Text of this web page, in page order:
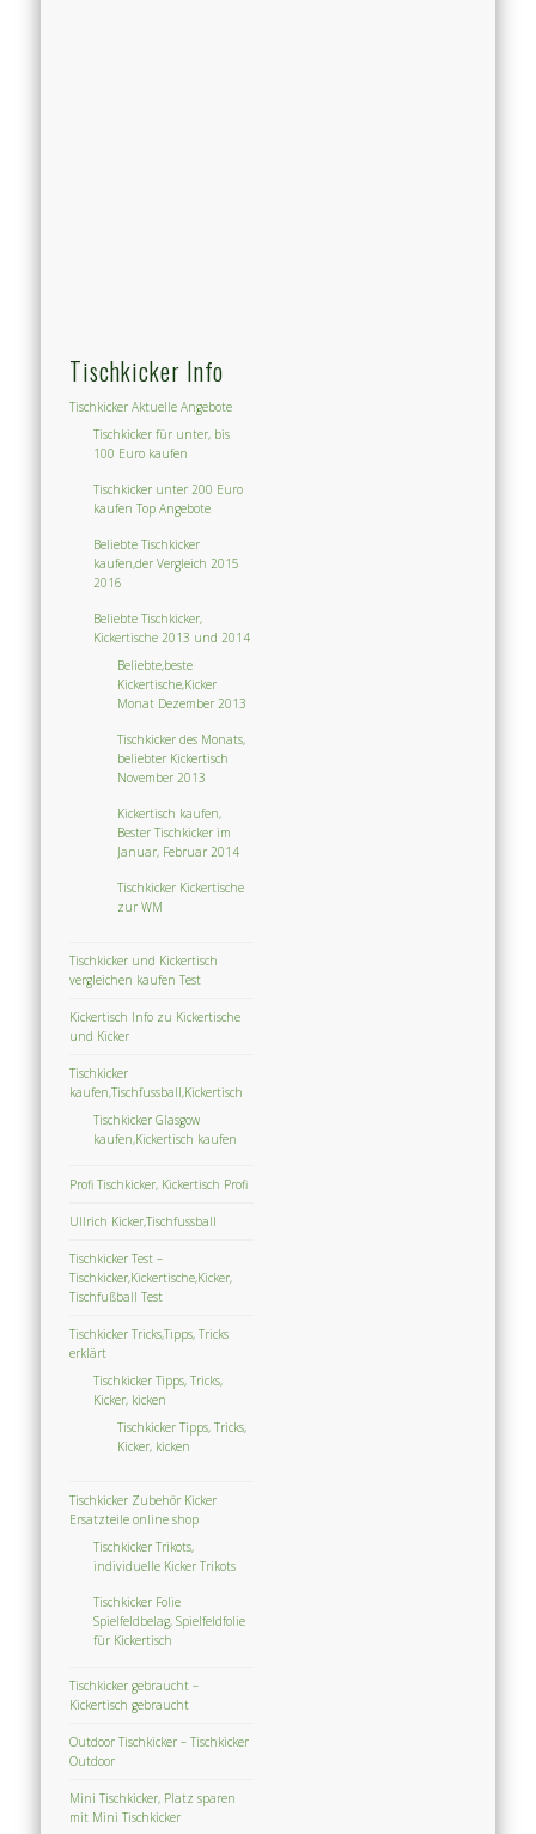
Tischkicker Info
Tischkicker Aktuelle Angebote
Tischkicker für unter, bis
100 Euro kaufen
Tischkicker unter 200 Euro
kaufen Top Angebote
Beliebte Tischkicker
kaufen,der Vergleich 2015
2016
Beliebte Tischkicker,
Kickertische 2013 und 2014
Beliebte,beste
Kickertische,Kicker
Monat Dezember 2013
Tischkicker des Monats,
beliebter Kickertisch
November 2013
Kickertisch kaufen,
Bester Tischkicker im
Januar, Februar 2014
Tischkicker Kickertische
zur WM
Tischkicker und Kickertisch
vergleichen kaufen Test
Kickertisch Info zu Kickertische
und Kicker
Tischkicker
kaufen,Tischfussball,Kickertisch
Tischkicker Glasgow
kaufen,Kickertisch kaufen
Profi Tischkicker, Kickertisch Profi
Ullrich Kicker,Tischfussball
Tischkicker Test –
Tischkicker,Kickertische,Kicker,
Tischfußball Test
Tischkicker Tricks,Tipps, Tricks
erklärt
Tischkicker Tipps, Tricks,
Kicker, kicken
Tischkicker Tipps, Tricks,
Kicker, kicken
Tischkicker Zubehör Kicker
Ersatzteile online shop
Tischkicker Trikots,
individuelle Kicker Trikots
Tischkicker Folie
Spielfeldbelag, Spielfeldfolie
für Kickertisch
Tischkicker gebraucht –
Kickertisch gebraucht
Outdoor Tischkicker – Tischkicker
Outdoor
Mini Tischkicker, Platz sparen
mit Mini Tischkicker